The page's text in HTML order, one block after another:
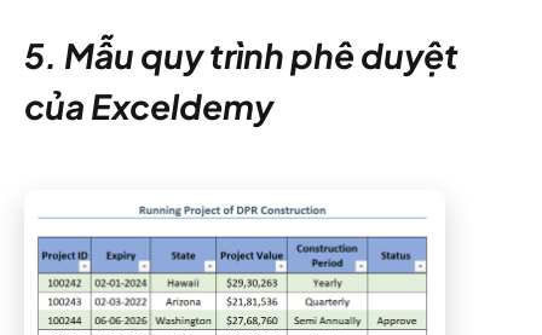
5. Mẫu quy trình phê duyệt
của Exceldemy